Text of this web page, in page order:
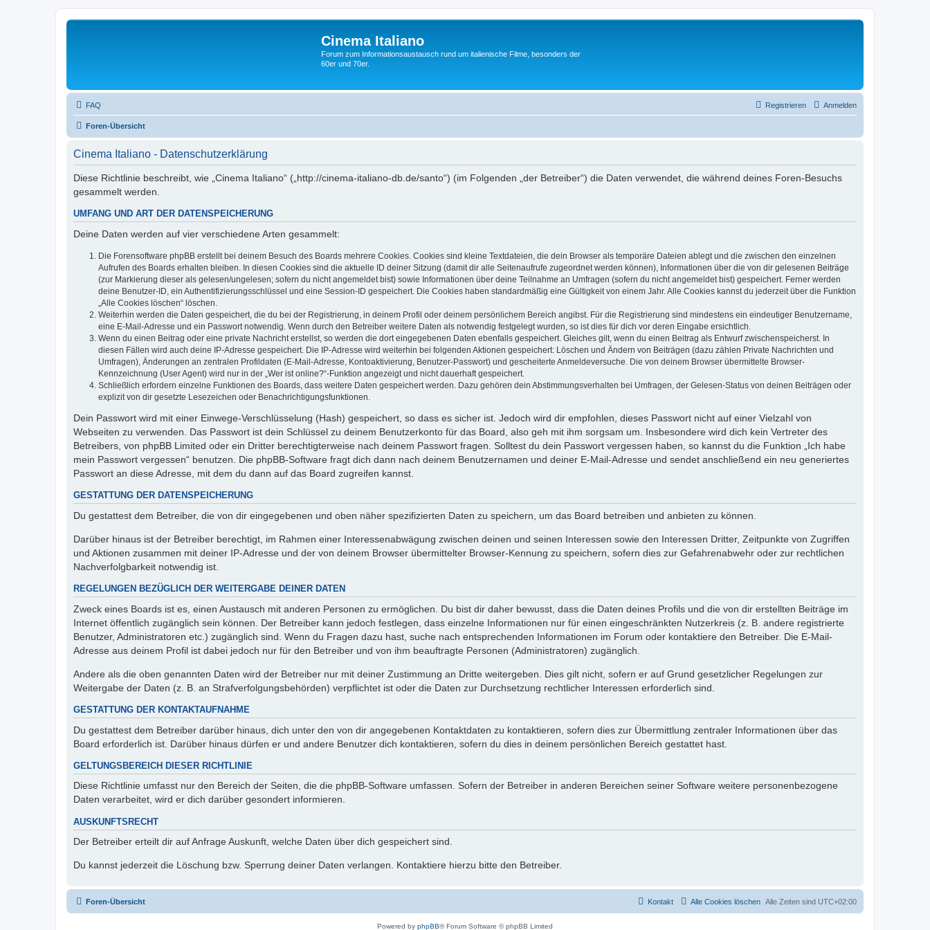
Cinema Italiano
Forum zum Informationsaustausch rund um italienische Filme, besonders der
60er und 70er.
FAQ Anmelden
Registrieren
Foren-Übersicht
Cinema Italiano - Datenschutzerklärung
Diese Richtlinie beschreibt, wie „Cinema Italiano“ („http://cinema-italiano-db.de/santo“) (im Folgenden „der Betreiber“) die Daten verwendet, die während deines Foren-Besuchs
gesammelt werden.
UMFANG UND ART DER DATENSPEICHERUNG
Deine Daten werden auf vier verschiedene Arten gesammelt:
Die Forensoftware phpBB erstellt bei deinem Besuch des Boards mehrere Cookies. Cookies sind kleine Textdateien, die dein Browser als temporäre Dateien ablegt und die zwischen den einzelnen
Aufrufen des Boards erhalten bleiben. In diesen Cookies sind die aktuelle ID deiner Sitzung (damit dir alle Seitenaufrufe zugeordnet werden können), Informationen über die von dir gelesenen Beiträge
(zur Markierung dieser als gelesen/ungelesen; sofern du nicht angemeldet bist) sowie Informationen über deine Teilnahme an Umfragen (sofern du nicht angemeldet bist) gespeichert. Ferner werden
deine Benutzer-ID, ein Authentifizierungsschlüssel und eine Session-ID gespeichert. Die Cookies haben standardmäßig eine Gültigkeit von einem Jahr. Alle Cookies kannst du jederzeit über die Funktion
„Alle Cookies löschen“ löschen.
Weiterhin werden die Daten gespeichert, die du bei der Registrierung, in deinem Profil oder deinem persönlichem Bereich angibst. Für die Registrierung sind mindestens ein eindeutiger Benutzername,
eine E-Mail-Adresse und ein Passwort notwendig. Wenn durch den Betreiber weitere Daten als notwendig festgelegt wurden, so ist dies für dich vor deren Eingabe ersichtlich.
Wenn du einen Beitrag oder eine private Nachricht erstellst, so werden die dort eingegebenen Daten ebenfalls gespeichert. Gleiches gilt, wenn du einen Beitrag als Entwurf zwischenspeicherst. In
diesen Fällen wird auch deine IP-Adresse gespeichert. Die IP-Adresse wird weiterhin bei folgenden Aktionen gespeichert: Löschen und Ändern von Beiträgen (dazu zählen Private Nachrichten und
Umfragen), Änderungen an zentralen Profildaten (E-Mail-Adresse, Kontoaktivierung, Benutzer-Passwort) und gescheiterte Anmeldeversuche. Die von deinem Browser übermittelte Browser-
Kennzeichnung (User Agent) wird nur in der „Wer ist online?“-Funktion angezeigt und nicht dauerhaft gespeichert.
Schließlich erfordern einzelne Funktionen des Boards, dass weitere Daten gespeichert werden. Dazu gehören dein Abstimmungsverhalten bei Umfragen, der Gelesen-Status von deinen Beiträgen oder
explizit von dir gesetzte Lesezeichen oder Benachrichtigungsfunktionen.
Dein Passwort wird mit einer Einwege-Verschlüsselung (Hash) gespeichert, so dass es sicher ist. Jedoch wird dir empfohlen, dieses Passwort nicht auf einer Vielzahl von
Webseiten zu verwenden. Das Passwort ist dein Schlüssel zu deinem Benutzerkonto für das Board, also geh mit ihm sorgsam um. Insbesondere wird dich kein Vertreter des
Betreibers, von phpBB Limited oder ein Dritter berechtigterweise nach deinem Passwort fragen. Solltest du dein Passwort vergessen haben, so kannst du die Funktion „Ich habe
mein Passwort vergessen“ benutzen. Die phpBB-Software fragt dich dann nach deinem Benutzernamen und deiner E-Mail-Adresse und sendet anschließend ein neu generiertes
Passwort an diese Adresse, mit dem du dann auf das Board zugreifen kannst.
GESTATTUNG DER DATENSPEICHERUNG
Du gestattest dem Betreiber, die von dir eingegebenen und oben näher spezifizierten Daten zu speichern, um das Board betreiben und anbieten zu können.
Darüber hinaus ist der Betreiber berechtigt, im Rahmen einer Interessenabwägung zwischen deinen und seinen Interessen sowie den Interessen Dritter, Zeitpunkte von Zugriffen
und Aktionen zusammen mit deiner IP-Adresse und der von deinem Browser übermittelter Browser-Kennung zu speichern, sofern dies zur Gefahrenabwehr oder zur rechtlichen
Nachverfolgbarkeit notwendig ist.
REGELUNGEN BEZÜGLICH DER WEITERGABE DEINER DATEN
Zweck eines Boards ist es, einen Austausch mit anderen Personen zu ermöglichen. Du bist dir daher bewusst, dass die Daten deines Profils und die von dir erstellten Beiträge im
Internet öffentlich zugänglich sein können. Der Betreiber kann jedoch festlegen, dass einzelne Informationen nur für einen eingeschränkten Nutzerkreis (z. B. andere registrierte
Benutzer, Administratoren etc.) zugänglich sind. Wenn du Fragen dazu hast, suche nach entsprechenden Informationen im Forum oder kontaktiere den Betreiber. Die E-Mail-
Adresse aus deinem Profil ist dabei jedoch nur für den Betreiber und von ihm beauftragte Personen (Administratoren) zugänglich.
Andere als die oben genannten Daten wird der Betreiber nur mit deiner Zustimmung an Dritte weitergeben. Dies gilt nicht, sofern er auf Grund gesetzlicher Regelungen zur
Weitergabe der Daten (z. B. an Strafverfolgungsbehörden) verpflichtet ist oder die Daten zur Durchsetzung rechtlicher Interessen erforderlich sind.
GESTATTUNG DER KONTAKTAUFNAHME
Du gestattest dem Betreiber darüber hinaus, dich unter den von dir angegebenen Kontaktdaten zu kontaktieren, sofern dies zur Übermittlung zentraler Informationen über das
Board erforderlich ist. Darüber hinaus dürfen er und andere Benutzer dich kontaktieren, sofern du dies in deinem persönlichen Bereich gestattet hast.
GELTUNGSBEREICH DIESER RICHTLINIE
Diese Richtlinie umfasst nur den Bereich der Seiten, die die phpBB-Software umfassen. Sofern der Betreiber in anderen Bereichen seiner Software weitere personenbezogene
Daten verarbeitet, wird er dich darüber gesondert informieren.
AUSKUNFTSRECHT
Der Betreiber erteilt dir auf Anfrage Auskunft, welche Daten über dich gespeichert sind.
Du kannst jederzeit die Löschung bzw. Sperrung deiner Daten verlangen. Kontaktiere hierzu bitte den Betreiber.
Foren-Übersicht Alle Zeiten sind UTC+02:00
Alle Cookies löschen
Kontakt
Powered by phpBB® Forum Software © phpBB Limited